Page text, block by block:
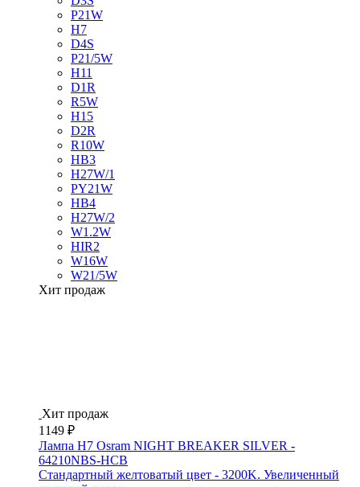
P21W
H7
D4S
P21/5W
H11
D1R
R5W
H15
D2R
R10W
HB3
H27W/1
PY21W
HB4
H27W/2
W1.2W
HIR2
W16W
W21/5W
Хит продаж
Хит продаж
1149 ₽
Лампа H7 Osram NIGHT BREAKER SILVER -
64210NBS-HCB
Стандартный желтоватый цвет - 3200K. Увеличенный